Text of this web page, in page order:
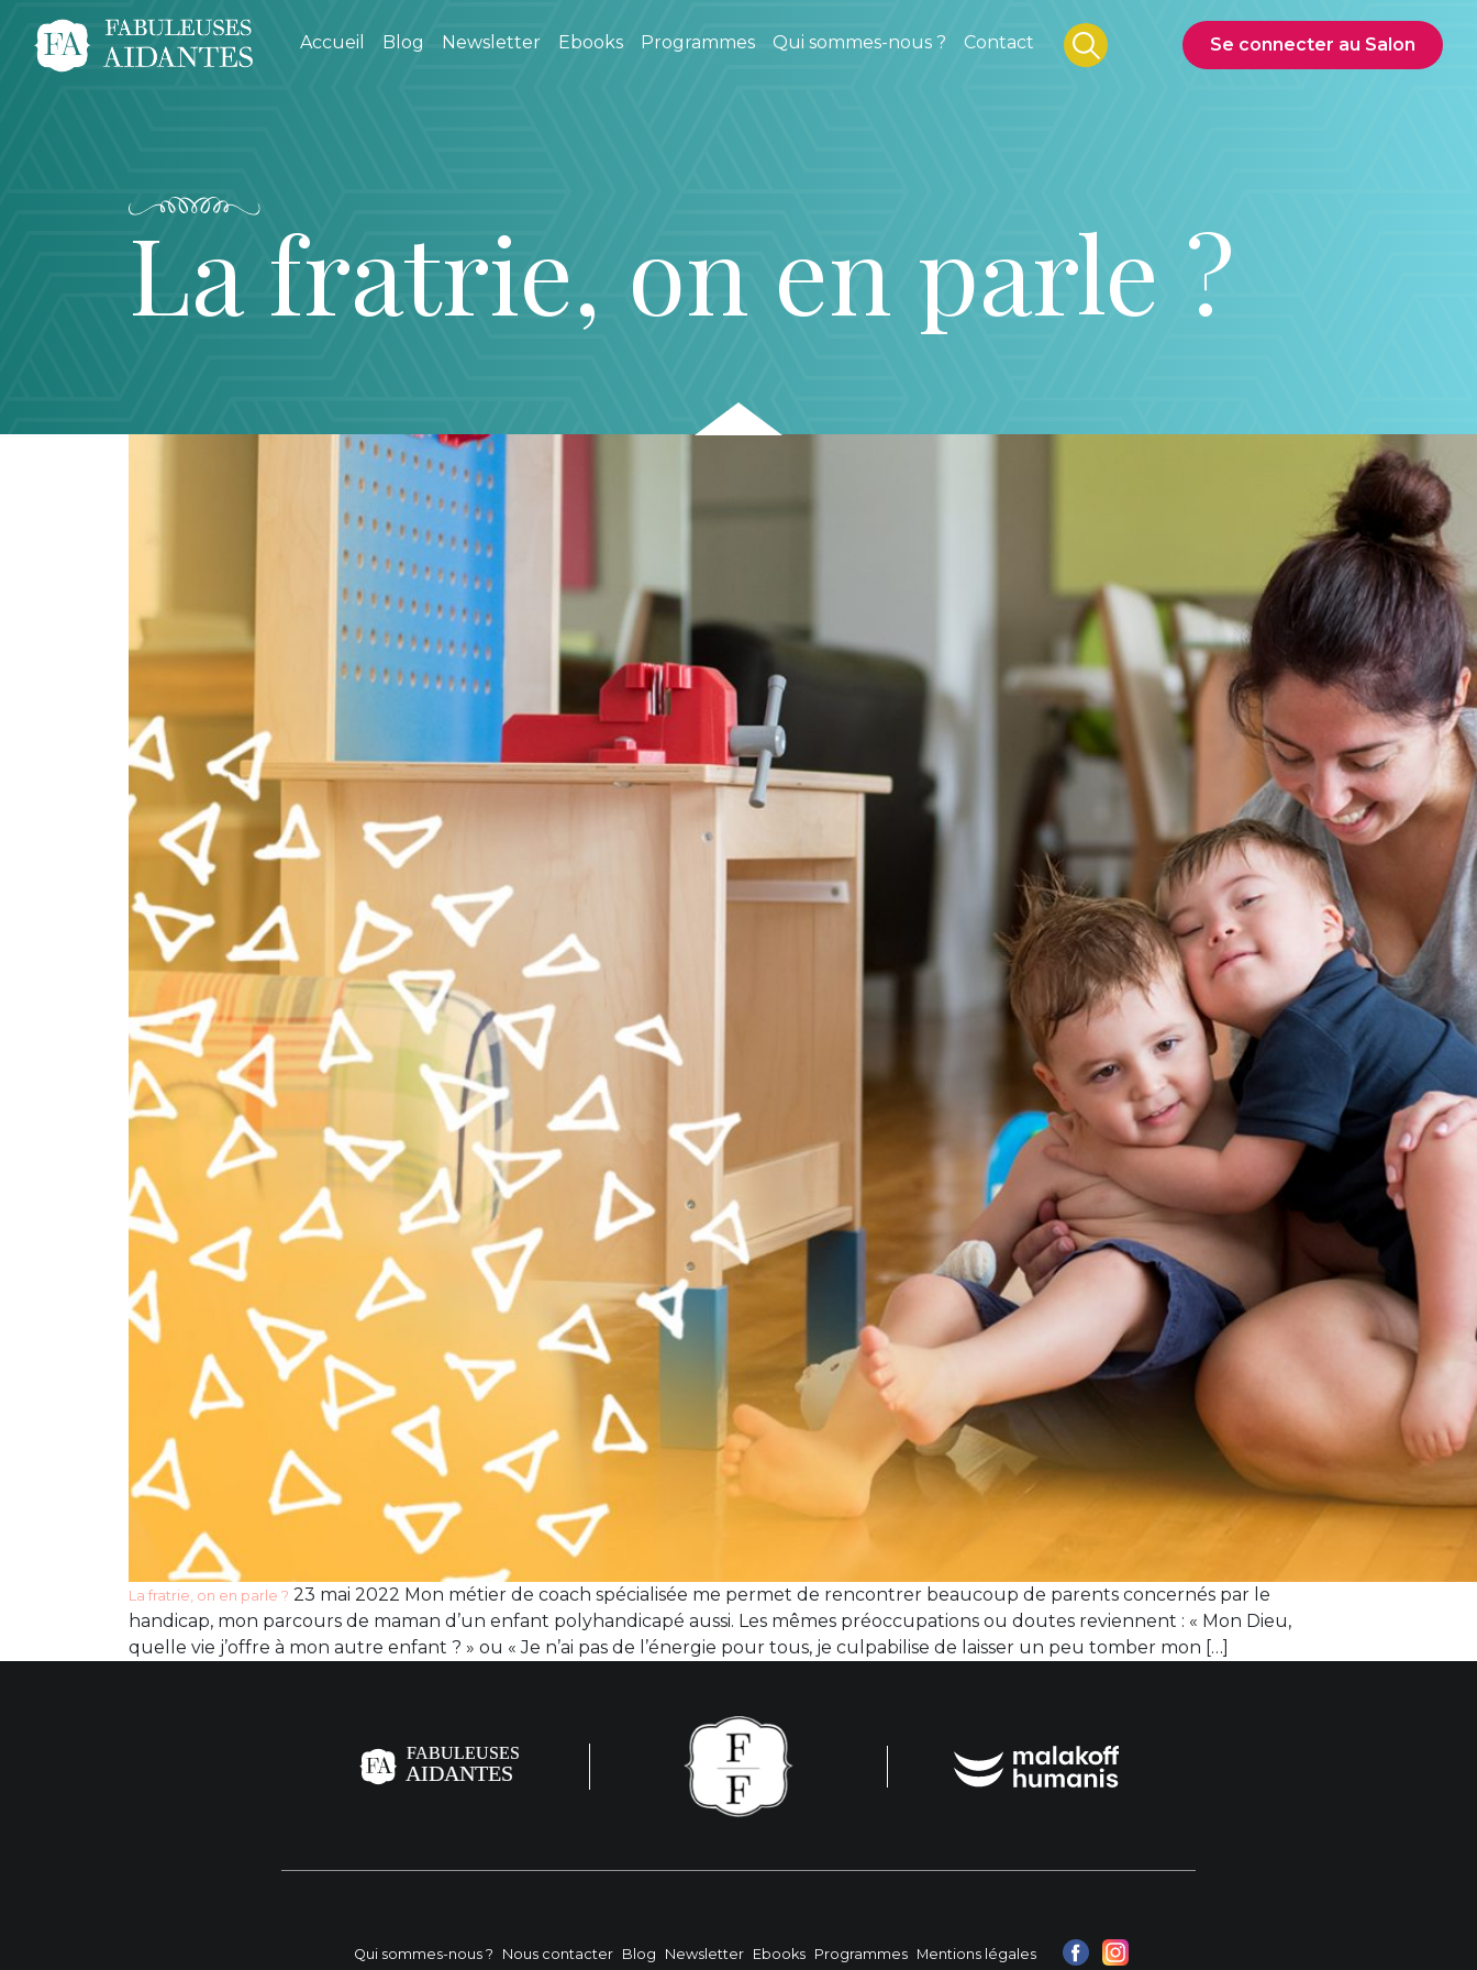
Accueil Blog Newsletter Ebooks Programmes Qui sommes-nous ? Contact Se connecter au Salon
La fratrie, on en parle ?
La fratrie, on en parle ? 23 mai 2022 Mon métier de coach spécialisée me permet de rencontrer beaucoup de parents concernés par le
handicap, mon parcours de maman d’un enfant polyhandicapé aussi. Les mêmes préoccupations ou doutes reviennent : « Mon Dieu,
quelle vie j’offre à mon autre enfant ? » ou « Je n’ai pas de l’énergie pour tous, je culpabilise de laisser un peu tomber mon […]
Qui sommes-nous ? Nous contacter Blog Newsletter Ebooks Programmes Mentions légales